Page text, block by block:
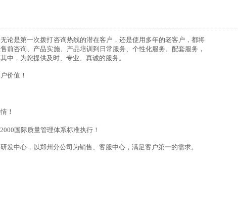
论是第一次拨打咨询热线的潜在客户，还是使用多年的老客户，都将
前咨询、产品实施、产品培训到日常服务、 个性化服务、 配套服务，
中，为您提供及时、专业、真诚的服务。
价值！
！
国际质量管理体系标准执行！
发中心，以郑州分公司为销售、客服中心，满足客户第一的需求。